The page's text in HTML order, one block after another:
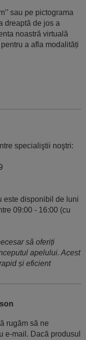
sau pe pictograma
dreaptă de jos a
noastră virtuală
a afla modalități
specialiştii noştri:
este disponibil de luni
09:00 - 16:00 (cu
să oferiți
apelului. Acest
și eficient
rugăm să ne
e-mail. Dacă produsul